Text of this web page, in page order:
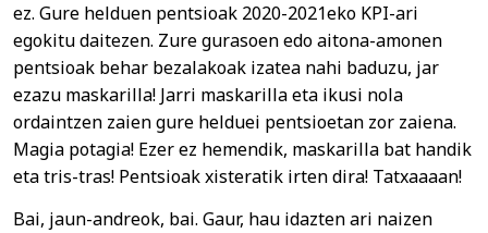
ez. Gure helduen pentsioak 2020-2021eko KPI-ari
egokitu daitezen. Zure gurasoen edo aitona-amonen
pentsioak behar bezalakoak izatea nahi baduzu, jar
ezazu maskarilla! Jarri maskarilla eta ikusi nola
ordaintzen zaien gure helduei pentsioetan zor zaiena.
Magia potagia! Ezer ez hemendik, maskarilla bat handik
eta tris-tras! Pentsioak xisteratik irten dira! Tatxaaaan!
Bai, jaun-andreok, bai. Gaur, hau idazten ari naizen